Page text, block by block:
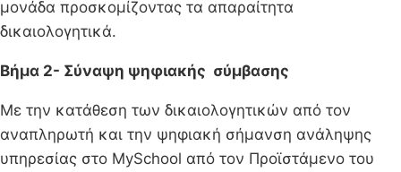
μονάδα προσκομίζοντας τα απαραίτητα
δικαιολογητικά.
Βήμα 2- Σύναψη ψηφιακής σύμβασης
Με την κατάθεση των δικαιολογητικών από τον
αναπληρωτή και την ψηφιακή σήμανση ανάληψης
υπηρεσίας στο MySchool από τον Προϊστάμενο του